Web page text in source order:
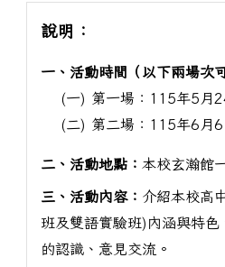
說明：
一、活動時間（以下兩場次
(一) 第一場：115年5月
(二) 第二場：115年6月
二、活動地點： 本校玄瀚館
三、活動內容： 介紹本校高
班及雙語實驗班)內涵與特
的認識、意見交流。